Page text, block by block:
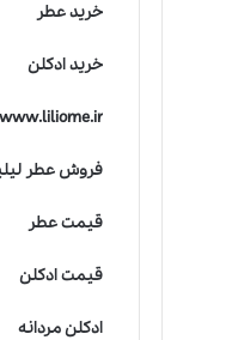
خرید عطر
خرید ادکلن
www.liliome.ir
فروش عطر
قیمت عطر
قیمت ادکلن
ادکلن مردانه